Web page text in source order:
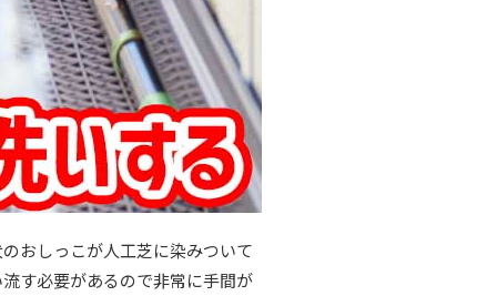
おしっこが人工芝に染みついて
す必要があるので非常に手間が